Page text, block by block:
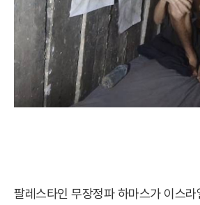
팔레스타인 무장정파 하마스가 이스